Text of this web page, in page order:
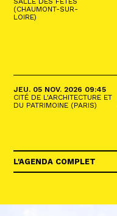
(CHAUMONT-SUR-
LOIRE)
JEUDI
JEU. 05 NOVEMBRE
NOV. 2026 09:45
CITÉ DE L'ARCHITECTURE ET
DU PATRIMOINE (PARIS)
L'AGENDA COMPLET